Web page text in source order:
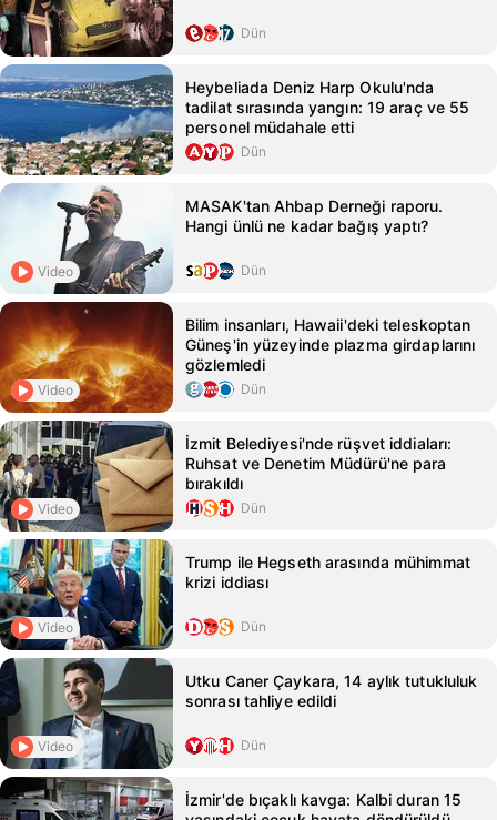
Dün
Heybeliada Deniz Harp Okulu'nda
tadilat sırasında yangın: 19 araç ve 55
personel müdahale etti
Dün
Video
MASAK'tan Ahbap Derneği raporu.
Hangi ünlü ne kadar bağış yaptı?
Dün
Video
Bilim insanları, Hawaii'deki teleskoptan
Güneş'in yüzeyinde plazma girdaplarını
gözlemledi
Dün
Video
İzmit Belediyesi'nde rüşvet iddiaları:
Ruhsat ve Denetim Müdürü'ne para
bırakıldı
Dün
Video
Trump ile Hegseth arasında mühimmat
krizi iddiası
Dün
Video
Utku Caner Çaykara, 14 aylık tutukluluk
sonrası tahliye edildi
Dün
İzmir'de bıçaklı kavga: Kalbi duran 15